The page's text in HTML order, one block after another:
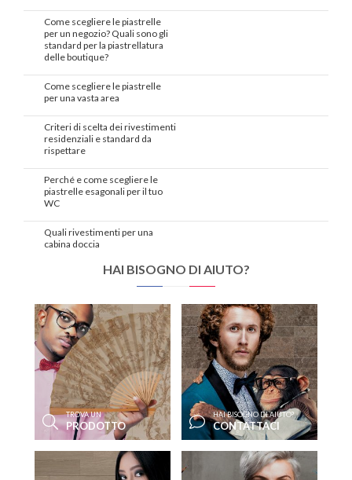
Come scegliere le piastrelle
per un negozio? Quali sono gli
standard per la piastrellatura
delle boutique?
Come scegliere le piastrelle
per una vasta area
Criteri di scelta dei rivestimenti
residenziali e standard da
rispettare
Perché e come scegliere le
piastrelle esagonali per il tuo
WC
Quali rivestimenti per una
cabina doccia
HAI BISOGNO DI AIUTO?
TROVA UN
PRODOTTO
HAI BISOGNO DI AIUTO?
CONTATTACI